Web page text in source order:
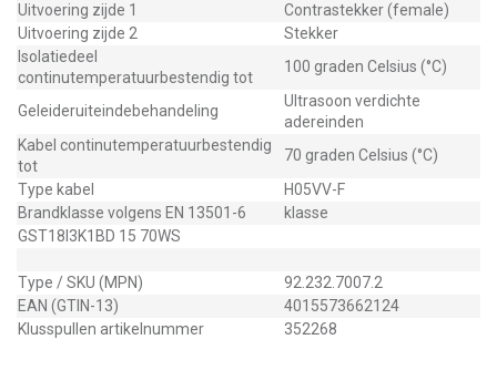
Uitvoering zijde 1
Contrastekker (female)
Uitvoering zijde 2
Stekker
Isolatiedeel
continutemperatuurbestendig tot
100 graden Celsius (°C)
Geleideruiteindebehandeling
Ultrasoon verdichte
adereinden
Kabel continutemperatuurbestendig
tot
70 graden Celsius (°C)
Type kabel
H05VV-F
Brandklasse volgens EN 13501-6
klasse
GST18I3K1BD 15 70WS
Type / SKU (MPN)
92.232.7007.2
EAN (GTIN-13)
4015573662124
Klusspullen artikelnummer
352268